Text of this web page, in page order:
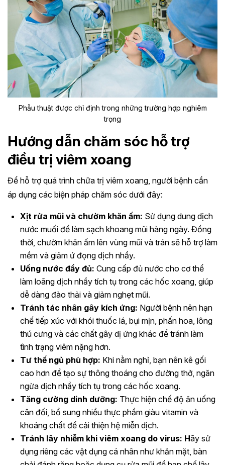
Phẫu thuật được chỉ định trong những trường hợp nghiêm
trọng
Hướng dẫn chăm sóc hỗ trợ
điều trị viêm xoang
Để hỗ trợ quá trình chữa trị viêm xoang, người bệnh cần
áp dụng các biện pháp chăm sóc dưới đây:
Xịt rửa mũi và chườm khăn ấm: Sử dụng dung dịch
nước muối để làm sạch khoang mũi hàng ngày. Đồng
thời, chườm khăn ấm lên vùng mũi và trán sẽ hỗ trợ làm
mềm và giảm ứ đọng dịch nhầy.
Uống nước đầy đủ: Cung cấp đủ nước cho cơ thể
làm loãng dịch nhầy tích tụ trong các hốc xoang, giúp
dễ dàng đào thải và giảm nghẹt mũi.
Tránh tác nhân gây kích ứng: Người bệnh nên hạn
chế tiếp xúc với khói thuốc lá, bụi mịn, phấn hoa, lông
thú cưng và các chất gây dị ứng khác để tránh làm
tình trạng viêm nặng hơn.
Tư thế ngủ phù hợp: Khi nằm nghỉ, bạn nên kê gối
cao hơn để tạo sự thông thoáng cho đường thở, ngăn
ngừa dịch nhầy tích tụ trong các hốc xoang.
Tăng cường dinh dưỡng: Thực hiện chế độ ăn uống
cân đối, bổ sung nhiều thực phẩm giàu vitamin và
khoáng chất để cải thiện hệ miễn dịch.
Tránh lây nhiễm khi viêm xoang do virus: Hãy sử
dụng riêng các vật dụng cá nhân như khăn mặt, bàn